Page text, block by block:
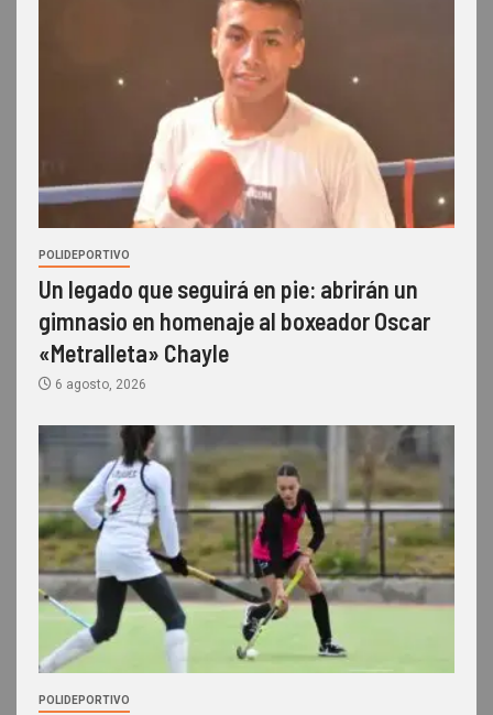
POLIDEPORTIVO
Un legado que seguirá en pie: abrirán un
gimnasio en homenaje al boxeador Oscar
«Metralleta» Chayle
6 agosto, 2026
POLIDEPORTIVO